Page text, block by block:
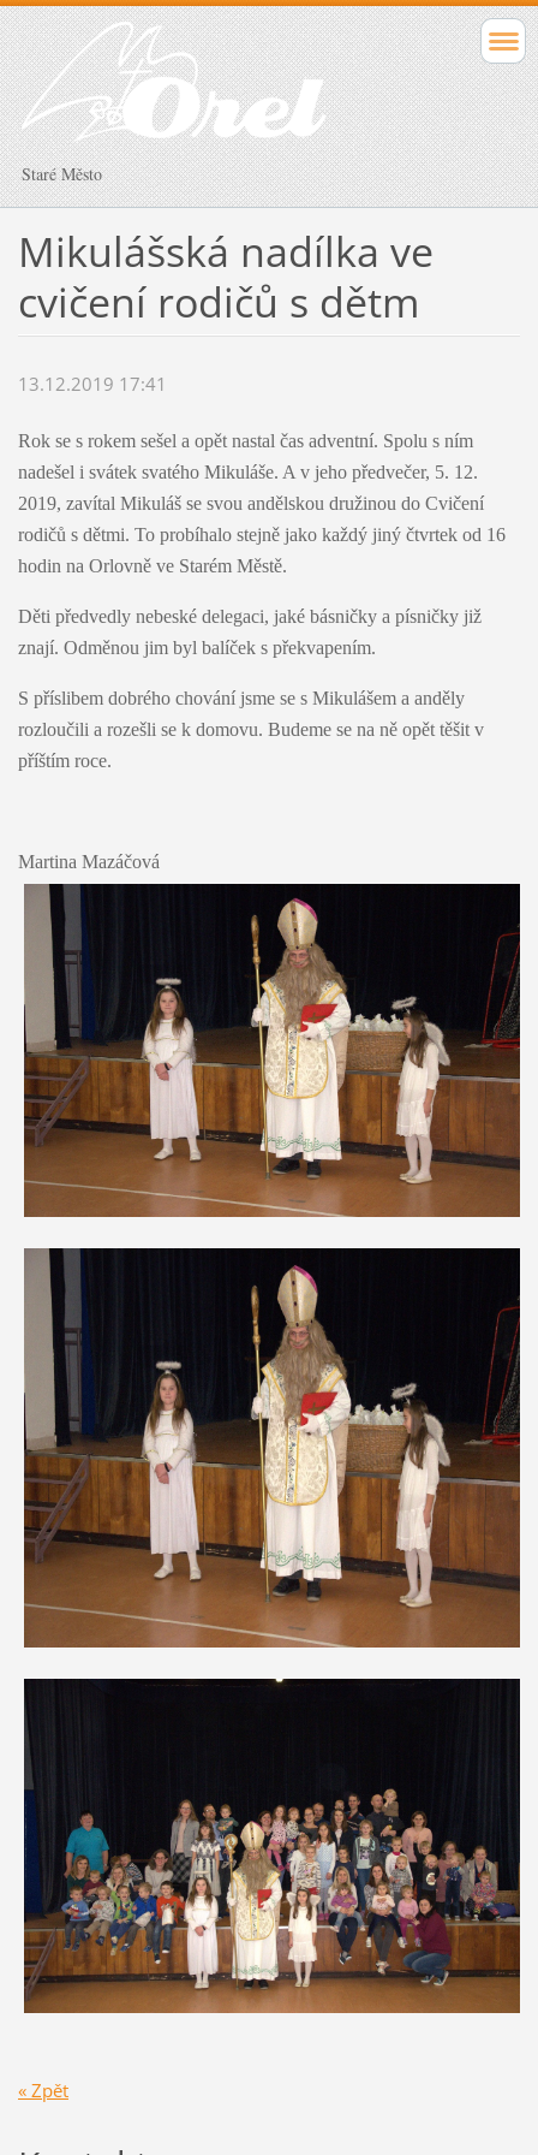
Staré Město
Mikulášská nadílka ve
cvičení rodičů s dětm
13.12.2019 17:41
Rok se s rokem sešel a opět nastal čas adventní. Spolu s ním
nadešel i svátek svatého Mikuláše. A v jeho předvečer, 5. 12.
2019, zavítal Mikuláš se svou andělskou družinou do Cvičení
rodičů s dětmi. To probíhalo stejně jako každý jiný čtvrtek od 16
hodin na Orlovně ve Starém Městě.
Děti předvedly nebeské delegaci, jaké básničky a písničky již
znají. Odměnou jim byl balíček s překvapením.
S příslibem dobrého chování jsme se s Mikulášem a anděly
rozloučili a rozešli se k domovu. Budeme se na ně opět těšit v
příštím roce.
Martina Mazáčová
« Zpět